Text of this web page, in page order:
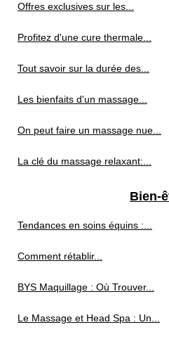
Offres exclusives sur les...
Profitez d'une cure thermale...
Tout savoir sur la durée des...
Les bienfaits d'un massage...
On peut faire un massage nue...
La clé du massage relaxant:...
Bien-
Tendances en soins équins :...
Comment rétablir...
BYS Maquillage : Où Trouver...
Le Massage et Head Spa : Un...